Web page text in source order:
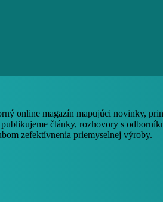
online magazín mapujúci novinky,
články, rozhovory s
zefektívnenia priemyselnej výroby.